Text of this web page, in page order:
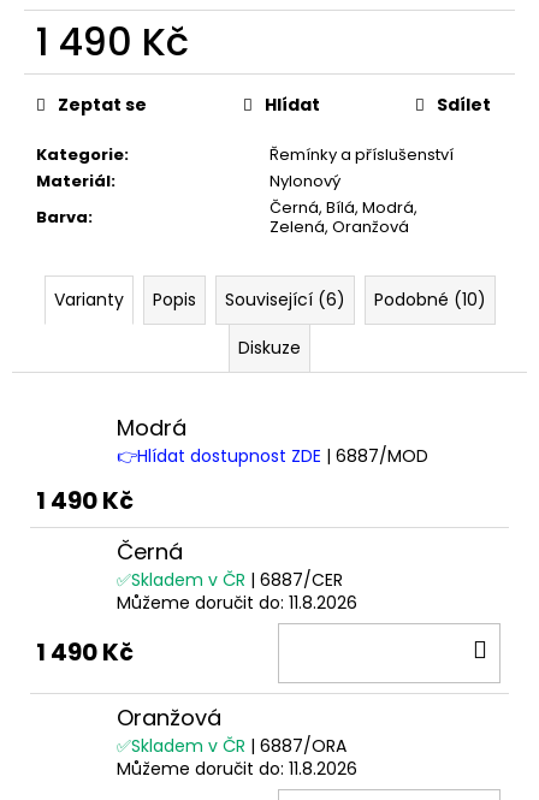
1 490 Kč
Měrná
cena:
Kategorie:
Řemínky a příslušenství
Materiál:
Nylonový
Barva:
Černá, Bílá, Modrá,
Zelená, Oranžová
Zeptat se Hlídat Sdílet
Varianty Popis Související (6)
Podobné (10)
Diskuze
Modrá
👉Hlídat dostupnost ZDE | 6887/MOD
1 490 Kč
Černá
✅Skladem v ČR | 6887/CER
Můžeme doručit do: 11.8.2026
1 490 Kč
Oranžová
✅Skladem v ČR | 6887/ORA
Můžeme doručit do: 11.8.2026